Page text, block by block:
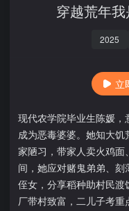
穿越荒年
2025
立
现代农学院毕业生陈媛，
成为恶毒婆婆。她知大
家陋习，带家人卖火鸡
间，她应对赌鬼弟弟、
侄女，分享稻种助村民
厂带村致富，二儿子考重